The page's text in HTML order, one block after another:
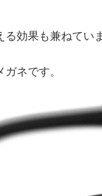
る効果も兼ねてい
ネです。